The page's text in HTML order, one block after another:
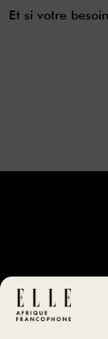
Et si votre